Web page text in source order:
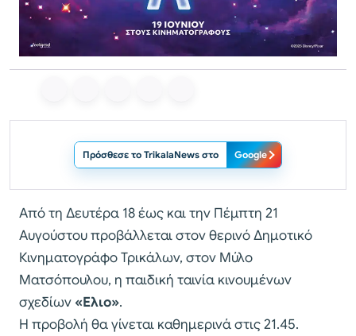
Πρόσθεσε το TrikalaNews στο Google
Από τη Δευτέρα 18 έως και την Πέμπτη 21
Αυγούστου προβάλλεται στον θερινό Δημοτικό
Κινηματογράφο Τρικάλων, στον Μύλο
Ματσόπουλου, η παιδική ταινία κινουμένων
σχεδίων«Ελιο».
Η προβολή θα γίνεται καθημερινά στις 21.45.